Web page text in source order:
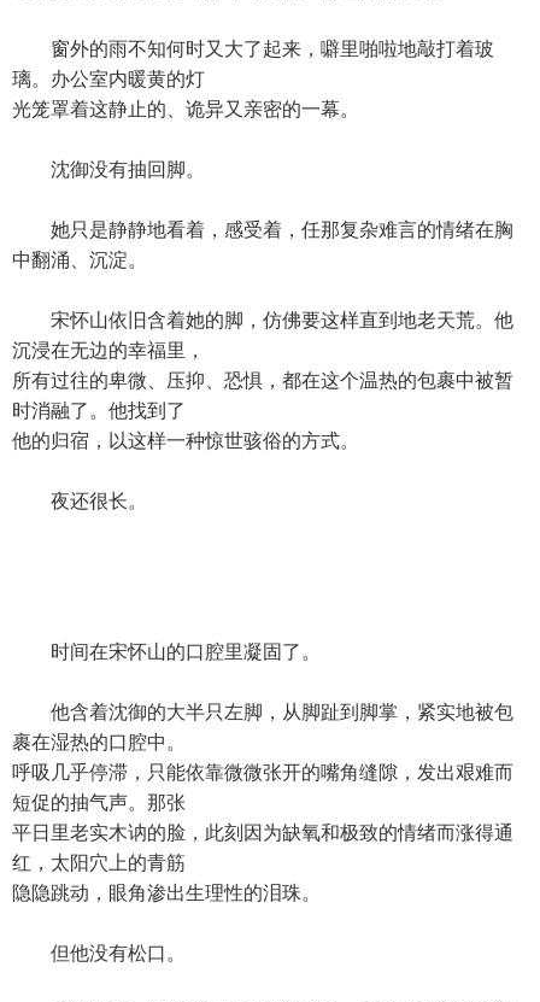
窗外的雨不知何时又大了起来，噼里啪啦地敲打着玻
璃。办公室内暖黄的灯
光笼罩着这静止的、诡异又亲密的一幕。
沈御没有抽回脚。
她只是静静地看着，感受着，任那复杂难言的情绪在胸
中翻涌、沉淀。
宋怀山依旧含着她的脚，仿佛要这样直到地老天荒。他
沉浸在无边的幸福里，
所有过往的卑微、压抑、恐惧，都在这个温热的包裹中被暂
时消融了。他找到了
他的归宿，以这样一种惊世骇俗的方式。
夜还很长。
时间在宋怀山的口腔里凝固了。
他含着沈御的大半只左脚，从脚趾到脚掌，紧实地被包
裹在湿热的口腔中。
呼吸几乎停滞，只能依靠微微张开的嘴角缝隙，发出艰难而
短促的抽气声。那张
平日里老实木讷的脸，此刻因为缺氧和极致的情绪而涨得通
红，太阳穴上的青筋
隐隐跳动，眼角渗出生理性的泪珠。
但他没有松口。